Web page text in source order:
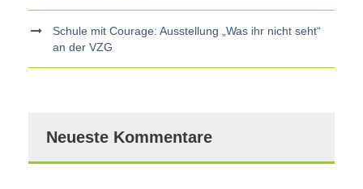
Schule mit Courage: Ausstellung „Was ihr nicht seht“
an der VZG
Neueste Kommentare